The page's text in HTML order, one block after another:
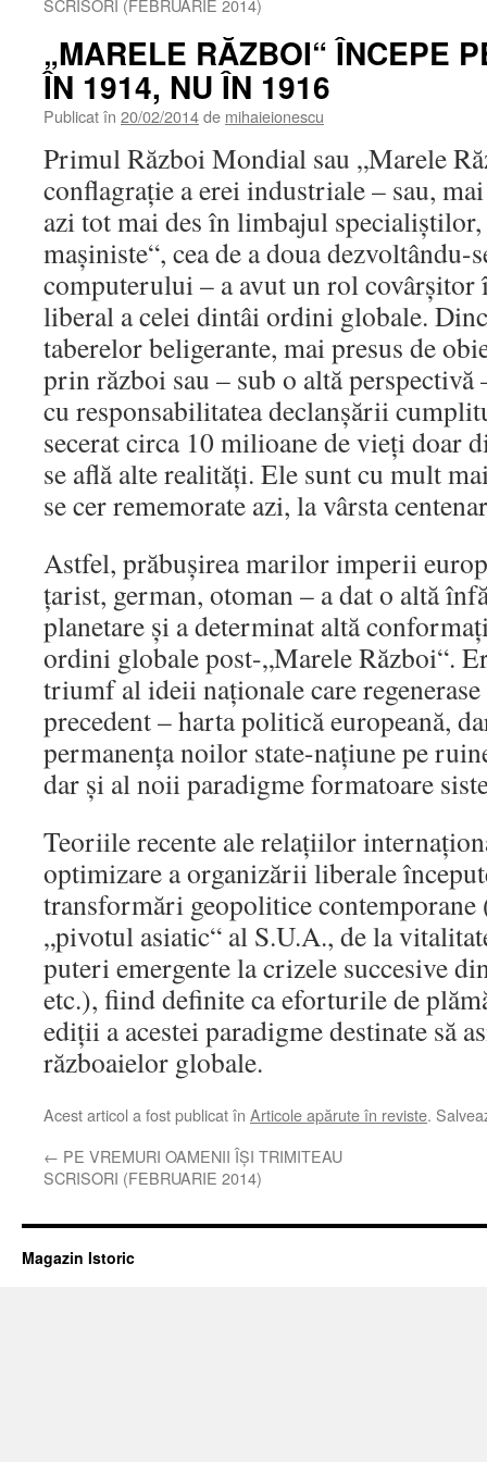
SCRISORI (FEBRUARIE 2014)
„MARELE RĂZBOI“ ÎNCEPE
ÎN 1914, NU ÎN 1916
Publicat în 20/02/2014de mihaieionescu
Primul Război Mondial sau „Marele
conflagraţie a erei industriale – sau,
azi tot mai des în limbajul
maşiniste“, cea de a doua dezvoltându-
computerului – a avut un rol covârşitor
liberal a celei dintâi ordini globale.
taberelor beligerante, mai presus de
prin război sau – sub o altă perspectivă
cu responsabilitatea declanşării
secerat circa 10 milioane de vieţi
se află alte realităţi. Ele sunt cu mult
se cer rememorate azi, la vârsta
Astfel, prăbuşirea marilor imperii
ţarist, german, otoman – a dat o altă
planetare şi a determinat altă
ordini globale post-„Marele Război“.
triumf al ideii naţionale care
precedent – harta politică europeană,
permanenţa noilor state-naţiune pe
dar şi al noii paradigme formatoare
Teoriile recente ale relaţiilor
optimizare a organizării liberale
transformări geopolitice contemporane
„pivotul asiatic“ al S.U.A., de la
puteri emergente la crizele succesive
etc.), fiind definite ca eforturile de
ediţii a acestei paradigme destinate să
războaielor globale.
Acest articol a fost publicat în Articole apărute în reviste.
← PE VREMURI OAMENII ÎŞI TRIMITEAU
SCRISORI (FEBRUARIE 2014)
Magazin Istoric